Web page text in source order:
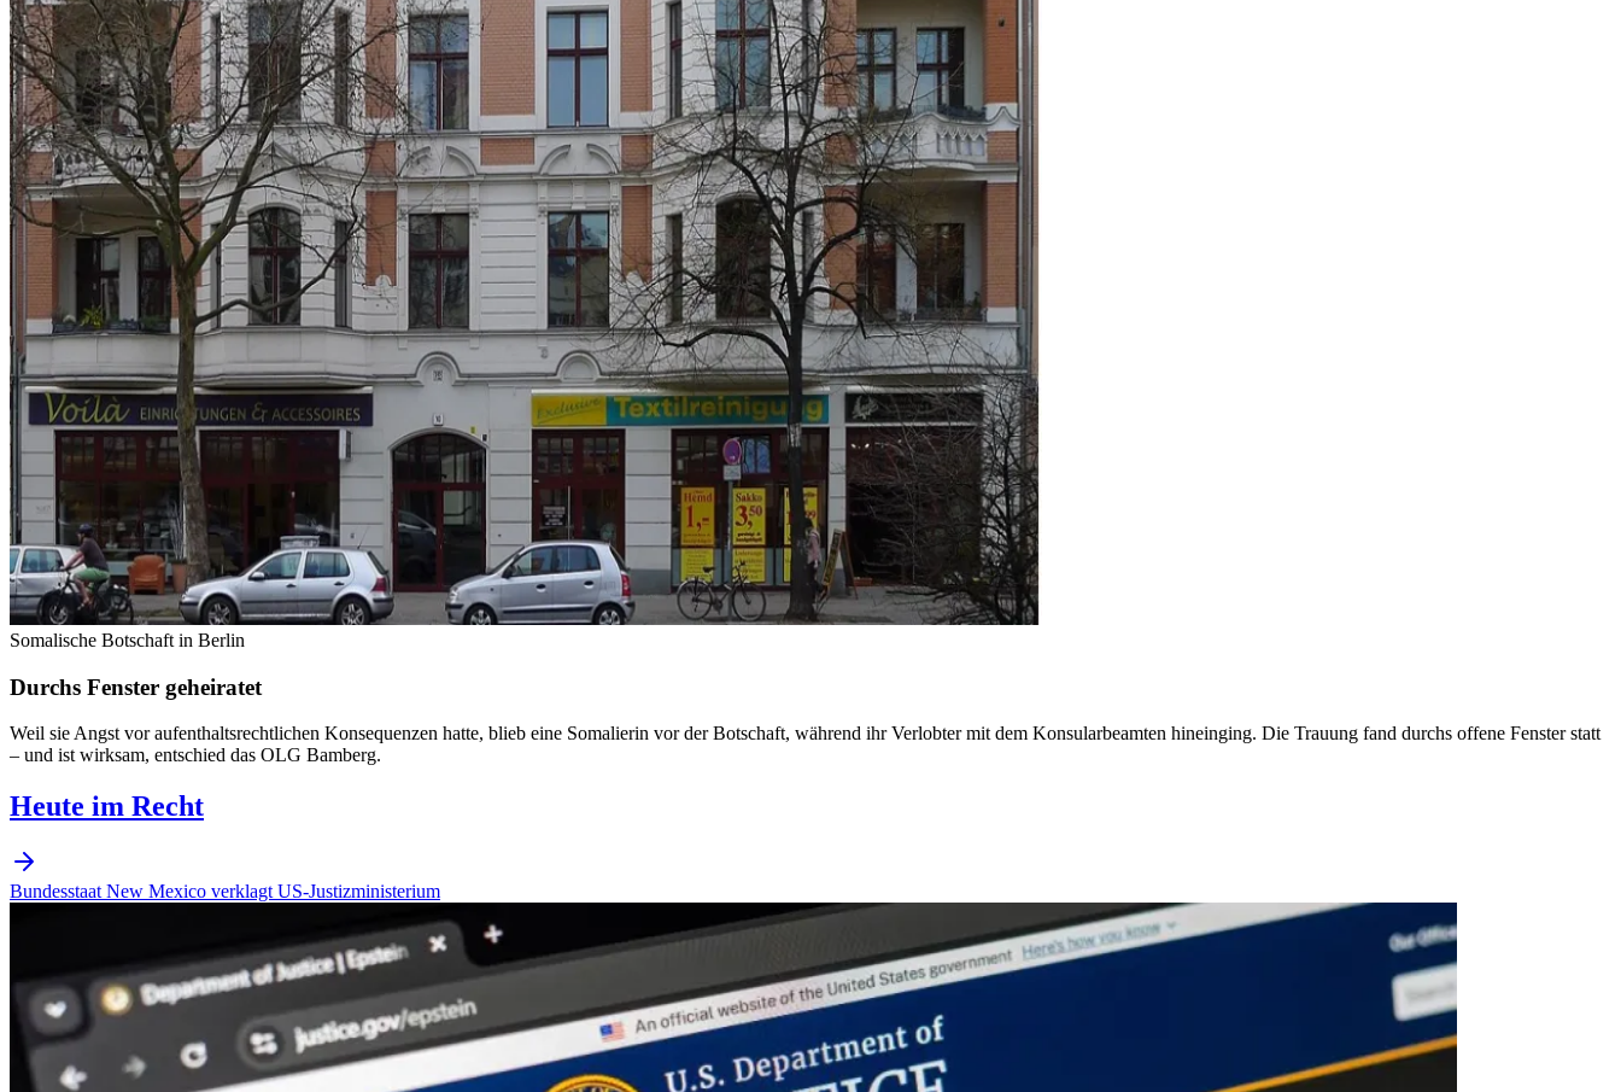
Somalische Botschaft in Berlin
Durchs Fenster geheiratet
Weil sie Angst vor aufenthaltsrechtlichen Konsequenzen hatte, blieb eine Somalierin vor der Botschaft, während ihr Verlobter mit dem Konsularbeamten hineinging. Die Trauung fand durchs offene Fenster statt
– und ist wirksam, entschied das OLG Bamberg.
Heute im Recht
Bundesstaat New Mexico verklagt US-Justizministerium